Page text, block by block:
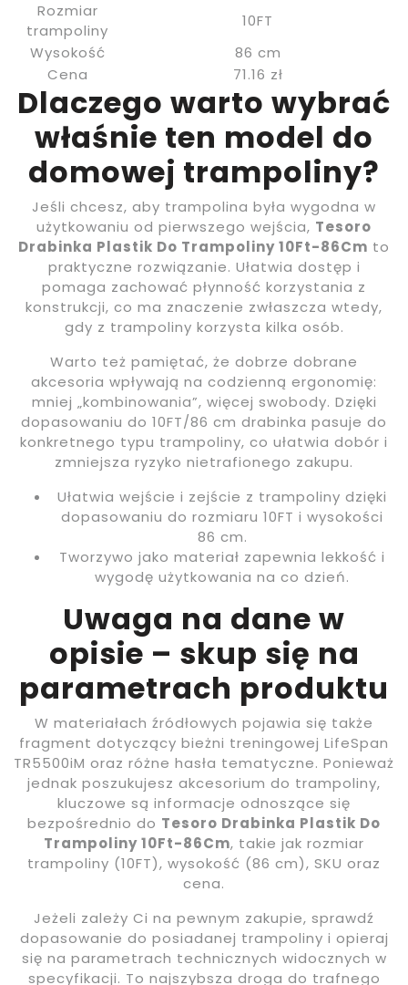
Rozmiar
trampoliny
10FT
Wysokość
86 cm
Cena
71.16 zł
Dlaczego warto wybrać
właśnie ten model do
domowej trampoliny?
Jeśli chcesz, aby trampolina była wygodna w
użytkowaniu od pierwszego wejścia, Tesoro
Drabinka Plastik Do Trampoliny 10Ft-86Cm to
praktyczne rozwiązanie. Ułatwia dostęp i
pomaga zachować płynność korzystania z
konstrukcji, co ma znaczenie zwłaszcza wtedy,
gdy z trampoliny korzysta kilka osób.
Warto też pamiętać, że dobrze dobrane
akcesoria wpływają na codzienną ergonomię:
mniej „kombinowania”, więcej swobody. Dzięki
dopasowaniu do 10FT/86 cm drabinka pasuje do
konkretnego typu trampoliny, co ułatwia dobór i
zmniejsza ryzyko nietrafionego zakupu.
Ułatwia wejście i zejście z trampoliny dzięki
dopasowaniu do rozmiaru 10FT i wysokości
86 cm.
Tworzywo jako materiał zapewnia lekkość i
wygodę użytkowania na co dzień.
Uwaga na dane w
opisie – skup się na
parametrach produktu
W materiałach źródłowych pojawia się także
fragment dotyczący bieżni treningowej LifeSpan
TR5500iM oraz różne hasła tematyczne. Ponieważ
jednak poszukujesz akcesorium do trampoliny,
kluczowe są informacje odnoszące się
bezpośrednio do Tesoro Drabinka Plastik Do
Trampoliny 10Ft-86Cm, takie jak rozmiar
trampoliny (10FT), wysokość (86 cm), SKU oraz
cena.
Jeżeli zależy Ci na pewnym zakupie, sprawdź
dopasowanie do posiadanej trampoliny i opieraj
się na parametrach technicznych widocznych w
specyfikacji. To najszybsza droga do trafnego